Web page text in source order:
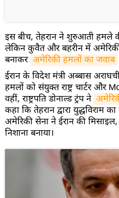
इस बीच, तेहरान ने शुरुआती हमले
लेकिन कुवैत और बहरीन में अमेरिकी
बनाकर अमेरिकी हमलों का जवाब
ईरान के विदेश मंत्री अब्बास
हमलों को संयुक्त राष्ट्र चार्टर और
वहीं, राष्ट्रपति डोनाल्ड ट्रंप ने
कहा कि तेहरान द्वारा युद्धविराम
अमेरिकी सेना ने ईरान की
निशाना बनाया।